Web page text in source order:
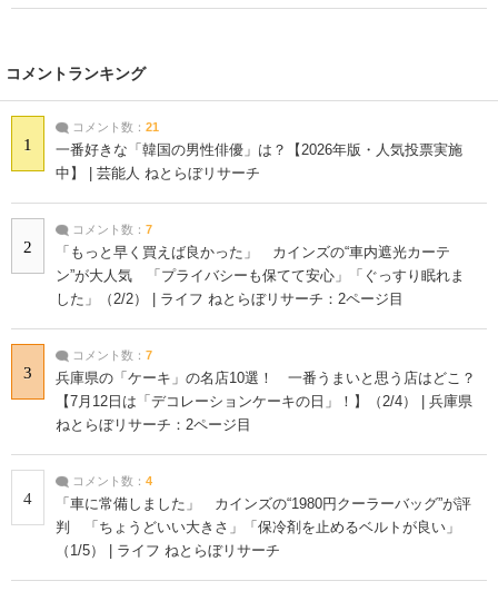
コメントランキング
1
コメント数： 21
一番好きな「韓国の男性俳優」は？【2026年版・人気投票実施
中】 | 芸能人 ねとらぼリサーチ
2
コメント数： 7
「もっと早く買えば良かった」 カインズの“車内遮光カーテ
ン”が大人気 「プライバシーも保てて安心」「ぐっすり眠れま
した」（2/2） | ライフ ねとらぼリサーチ：2ページ目
3
コメント数： 7
兵庫県の「ケーキ」の名店10選！ 一番うまいと思う店はどこ？
【7月12日は「デコレーションケーキの日」！】（2/4） | 兵庫県
ねとらぼリサーチ：2ページ目
4
コメント数： 4
「車に常備しました」 カインズの“1980円クーラーバッグ”が評
判 「ちょうどいい大きさ」「保冷剤を止めるベルトが良い」
（1/5） | ライフ ねとらぼリサーチ